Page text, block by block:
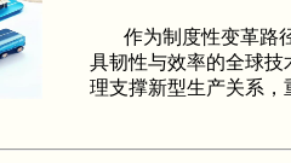
作为制度性变革路径
具韧性与效率的全球
理支撑新型生产关系